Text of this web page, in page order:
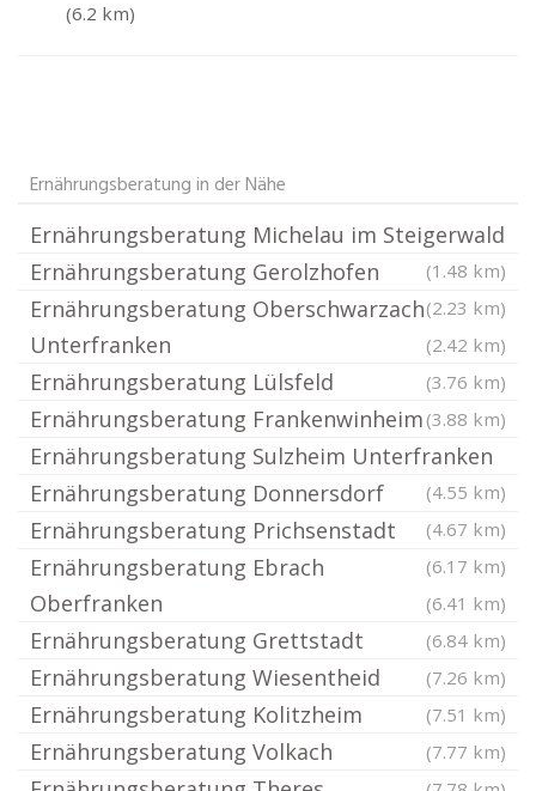
(6.2 km)
Ernährungsberatung in der Nähe
Ernährungsberatung Michelau im Steigerwald
(1.48 km)
Ernährungsberatung Gerolzhofen
(2.23 km)
Ernährungsberatung Oberschwarzach
Unterfranken
(2.42 km)
Ernährungsberatung Lülsfeld (3.76 km)
Ernährungsberatung Frankenwinheim (3.88 km)
Ernährungsberatung Sulzheim Unterfranken
(4.55 km)
Ernährungsberatung Donnersdorf
(4.67 km)
Ernährungsberatung Prichsenstadt
(6.17 km)
Ernährungsberatung Ebrach
Oberfranken
(6.41 km)
Ernährungsberatung Grettstadt (6.84 km)
Ernährungsberatung Wiesentheid (7.26 km)
Ernährungsberatung Kolitzheim (7.51 km)
Ernährungsberatung Volkach (7.77 km)